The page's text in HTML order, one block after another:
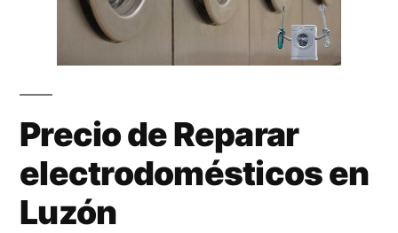
Precio de Reparar
electrodomésticos en
Luzón